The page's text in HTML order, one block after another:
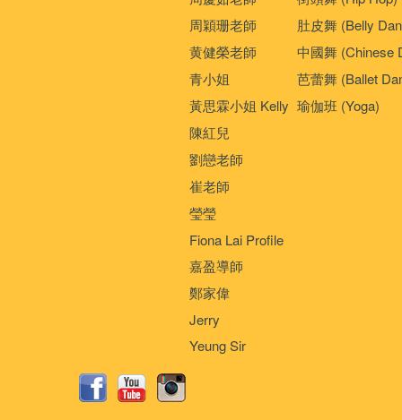
周穎珊老師
黄健榮老師
青小姐
黃思霖小姐 Kelly
陳紅兒
劉戀老師
崔老師
瑩瑩
Fiona Lai Profile
嘉盈導師
鄭家偉
Jerry
Yeung Sir
肚皮舞 (Belly
中國舞 (Chinese
芭蕾舞 (Ballet
瑜伽班 (Yoga)